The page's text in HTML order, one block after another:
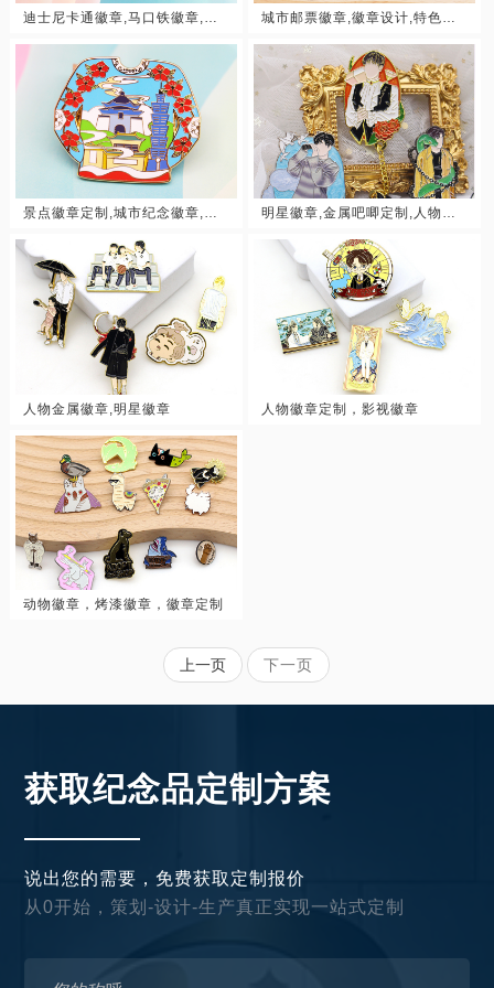
景点徽章定制,城市纪念徽章,地域徽章 明星徽章,金属吧唧定制,人物徽章
人物金属徽章,明星徽章 人物徽章定制，影视徽章
动物徽章，烤漆徽章，徽章定制
上一页 下一页
获取纪念品定制方案
说出您的需要，免费获取定制报价
从0开始，策划-设计-生产真正实现一站式定制